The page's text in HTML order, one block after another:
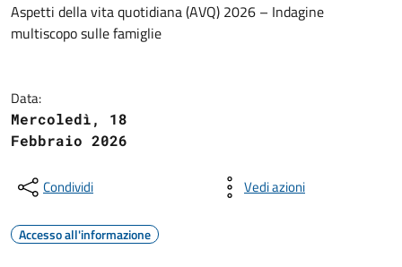
Aspetti della vita quotidiana (AVQ) 2026 – Indagine
multiscopo sulle famiglie
Data:
Mercoledì, 18
Febbraio 2026
Condividi Vedi azioni
Accesso all'informazione